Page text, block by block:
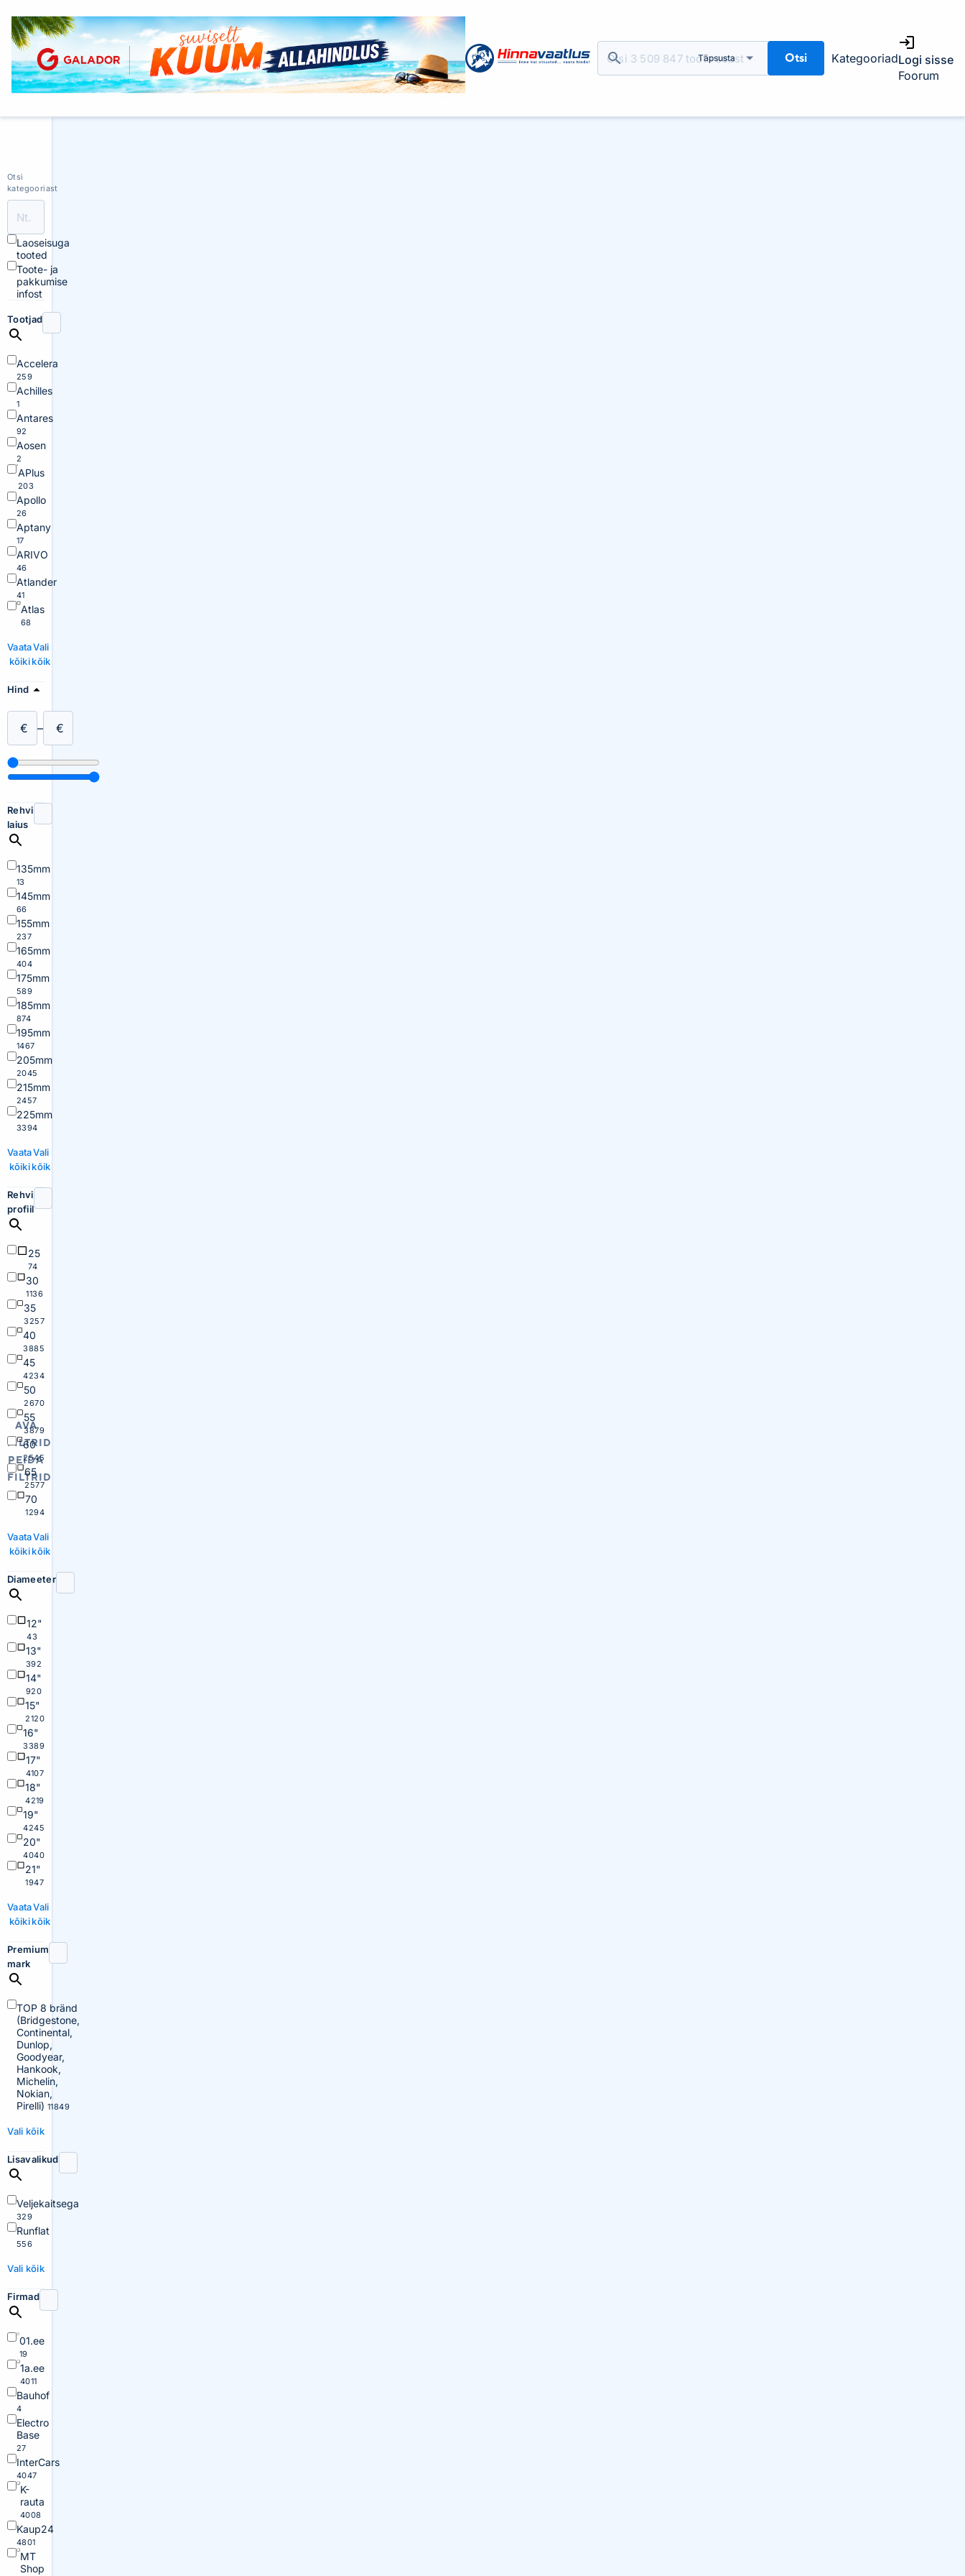
Täpsusta Otsi KategooriadLogi sisse
Foorum
AVA
FILTRID
PEIDA
FILTRID
Otsi
kategooriast
Laoseisuga
tooted
Toote- ja
pakkumise
infost
Tootjad
Accelera
259
Achilles
1
Antares
92
Aosen
2
APlus
203
Apollo
26
Aptany
17
ARIVO
46
Atlander
41
Atlas
68
Vaata
kõiki
Vali
kõik
Hind
€ – €
Rehvi
laius
135mm
13
145mm
66
155mm
237
165mm
404
175mm
589
185mm
874
195mm
1467
205mm
2045
215mm
2457
225mm
3394
Vaata
kõiki
Vali
kõik
Rehvi
profiil
25
74
30
1136
35
3257
40
3885
45
4234
50
2670
55
3879
60
2545
65
2577
70
1294
Vaata
kõiki
Vali
kõik
Diameeter
12"
43
13"
392
14"
920
15"
2120
16"
3389
17"
4107
18"
4219
19"
4245
20"
4040
21"
1947
Vaata
kõiki
Vali
kõik
Premium
mark
TOP 8 bränd
(Bridgestone,
Continental,
Dunlop,
Goodyear,
Hankook,
Michelin,
Nokian,
Pirelli) 11849
Vali kõik
Lisavalikud
Veljekaitsega
329
Runflat
556
Vali kõik
Firmad
01.ee
19
1a.ee
4011
Bauhof
4
Electro
Base
27
InterCars
4047
K-
rauta
4008
Kaup24
4801
MT
Shop